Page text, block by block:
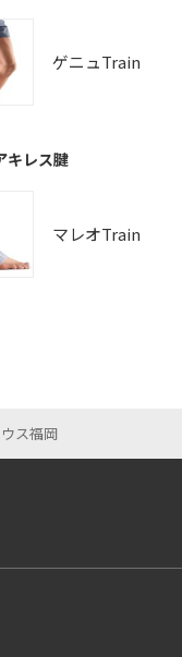
ゲニュTrain
キレス腱
マレオTrain
ス福岡